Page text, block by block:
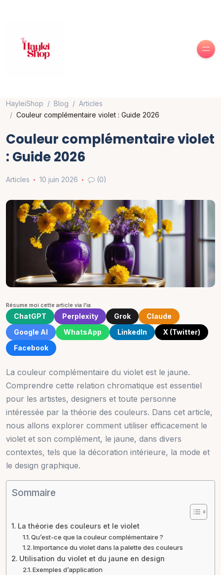
HayleiShop Blog
Articles
Couleur complémentaire violet : Guide 2026
Couleur complémentaire violet
: Guide 2026
Articles 10 juin 2026 (0)
Résume moi cette article via l'ia
ChatGPT Perplexity Grok
Claude
Google AI
WhatsApp LinkedIn
X (Twitter)
Facebook
La couleur complémentaire du violet est le jaune.
Comprendre cette relation chromatique est essentiel
pour les artistes, designers et toute personne
intéressée par la théorie des couleurs. Dans cet article,
nous allons explorer comment utiliser efficacement le
violet et son complément, le jaune, dans divers
contextes, tels que la décoration intérieure, la mode et
le design graphique.
Sommaire
La théorie des couleurs et le violet
Qu’est-ce que la couleur complémentaire ?
Importance du violet dans la palette des couleurs
Utilisation du violet et du jaune en design
Exemples d’application